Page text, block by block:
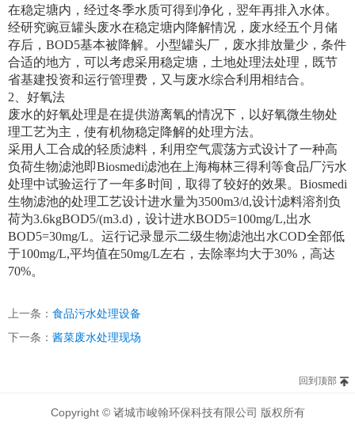
在稳定塘内，经过冬季水质可得到净化，翌年再排入水体。
经研究豌豆罐头废水在稳定塘内降解情况，废水经五个月储
存后，BOD5基本被降解。小型罐头厂，废水排放量少，条件
合适的地方，可以考虑采用稳定塘，土地处理法处理，既节
省基建投资和运行管理费，又与废水综合利用相结合。
2、好氧法
废水的好氧处理是在提供游离氧的情况下，以好氧微生物处
理工艺为主，使有机物稳定降解的处理方法。
采用人工合成的轻质滤料，利用空气震荡方式设计了一种高
负荷生物滤池即Biosmedi滤池在上海梅林三得利等食品厂污水
处理中试验运行了一年多时间，取得了较好的效果。Biosmedi
生物滤池的处理工艺设计进水量为3500m3/d,设计滤料溶剂负
荷为3.6kgBOD5/(m3.d)，设计进水BOD5=100mg/L,出水
BOD5=30mg/L。运行记录显示二级生物滤池出水COD全部低
于100mg/L,平均值在50mg/L左右，去除率均大于30%，高达
70%。
上一条： 食品污水处理设备
下一条： 酱菜废水处理现场
回到顶部
Copyright © 诸城市峻翰环保科技有限公司 版权所有